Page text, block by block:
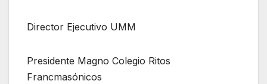
Director Ejecutivo UMM
Presidente Magno Colegio Ritos
Francmasónicos